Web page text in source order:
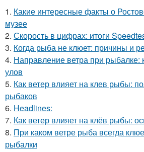
1. Какие интересные факты о
музее
2. Скорость в цифрах: итоги
3. Когда рыба не клюет: причины и
4. Направление ветра при рыбалке:
улов
5. Как ветер влияет на клев рыбы:
рыбаков
6. Headlines:
7. Как ветер влияет на клёв рыбы:
8. При каком ветре рыба всегда
рыбалки